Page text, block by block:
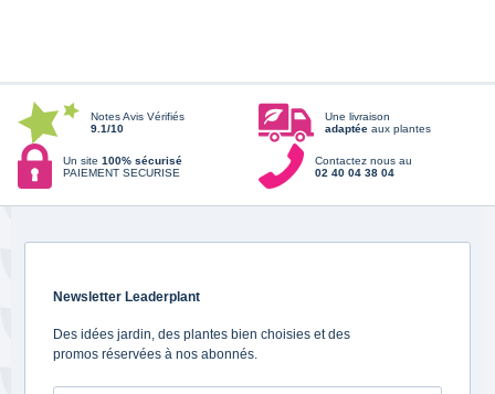
Notes Avis Vérifiés
9.1/10
Une livraison
adaptée aux plantes
Un site 100% sécurisé
PAIEMENT SECURISE
Contactez nous au
02 40 04 38 04
Newsletter Leaderplant
Des idées jardin, des plantes bien choisies et des
promos réservées à nos abonnés.